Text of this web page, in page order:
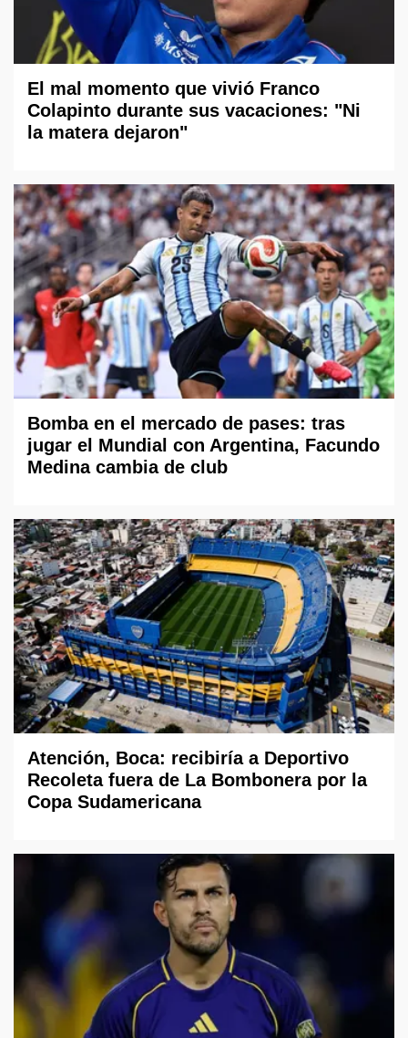
El mal momento que vivió Franco
Colapinto durante sus vacaciones: "Ni
la matera dejaron"
Bomba en el mercado de pases: tras
jugar el Mundial con Argentina, Facundo
Medina cambia de club
Atención, Boca: recibiría a Deportivo
Recoleta fuera de La Bombonera por la
Copa Sudamericana